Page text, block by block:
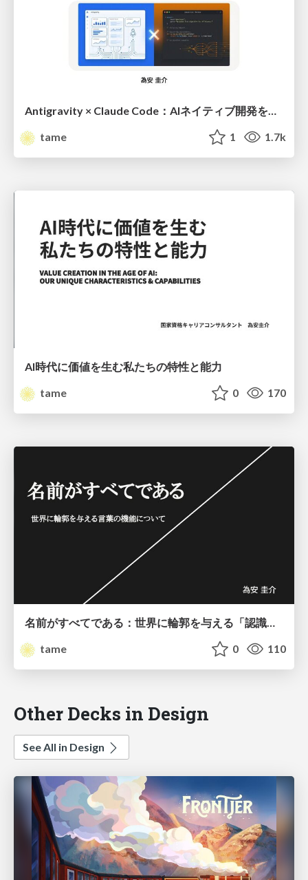
tame
1 1.7k
AI時代に価値を生む私たちの特性と能力
tame
0 170
名前がすべてである：世界に輪郭を与える「認識のナイフ」の正体
tame
0 110
Other Decks in Design
See All in Design